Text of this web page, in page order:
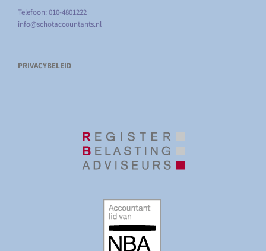
Telefoon: 010-4801222
info@schotaccountants.nl
PRIVACYBELEID